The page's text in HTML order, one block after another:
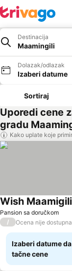
Destinacija
Maamingili
Dolazak/odlazak
Izaberi datume
Sortiraj
Uporedi cene
gradu
Kako uplate koje
Pansion sa doručkom
Wish Maamigili
/ Ocena nije dostupna
Izaberi datume
tačne cene